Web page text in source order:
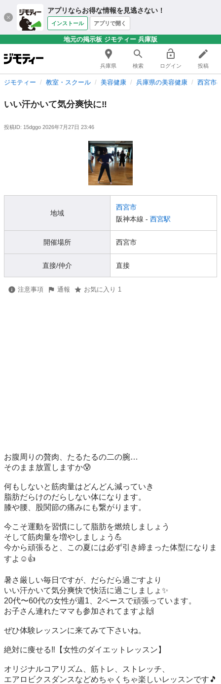
アプリならお得な情報を見逃さない！
インストール アプリで開く
地元の掲示板 ジモティー 兵庫版
兵庫県 検索 ログイン 投稿
ジモティー 教室・スクール 美容健康 兵庫県の美容健康 西宮市
いい汗かいて気分爽快に‼️
投稿ID: 15dggo 2026年7月27日 23:46
地域
西宮市
阪神本線 - 西宮駅
開催場所 西宮市
直接/仲介 直接
注意事項 通報 お気に入り 1
お腹周りの贅肉、たるたるの二の腕…
そのまま放置しますか😰
何もしないと筋肉量はどんどん減っていき
脂肪だらけのだらしない体になります。
膝や腰、股関節の痛みにも繋がります。
今こそ運動を習慣にして脂肪を燃焼しましょう
そして筋肉量を増やしましょう💪
今から頑張ると、この夏には必ず引き締まった体型になりま
すよ☺️👍
暑さ厳しい毎日ですが、だらだら過ごすより
いい汗かいて気分爽快で快活に過ごしましょ✨
20代〜60代の女性が週1、2ペースで頑張っています。
お子さん連れたママも参加されてますよ🙌
ぜひ体験レッスンに来てみて下さいね。
絶対に痩せる‼️【女性のダイエットレッスン】
オリジナルコアリズム、筋トレ、ストレッチ、
エアロビクスダンスなどめちゃくちゃ楽しいレッスンです🎵